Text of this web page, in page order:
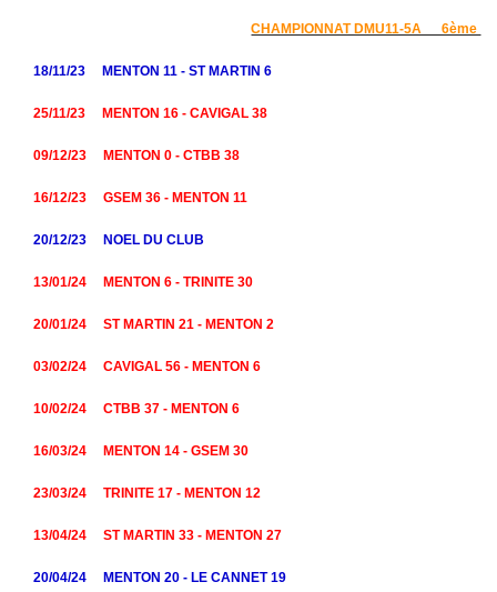
CHAMPIONNAT DMU11-5A 6ème
18/11/23 MENTON 11 - ST MARTIN 6
25/11/23 MENTON 16 - CAVIGAL 38
09/12/23 MENTON 0 - CTBB 38
16/12/23 GSEM 36 - MENTON 11
20/12/23 NOEL DU CLUB
13/01/24 MENTON 6 - TRINITE 30
20/01/24 ST MARTIN 21 - MENTON 2
03/02/24 CAVIGAL 56 - MENTON 6
10/02/24 CTBB 37 - MENTON 6
16/03/24 MENTON 14 - GSEM 30
23/03/24 TRINITE 17 - MENTON 12
13/04/24 ST MARTIN 33 - MENTON 27
20/04/24 MENTON 20 - LE CANNET 19